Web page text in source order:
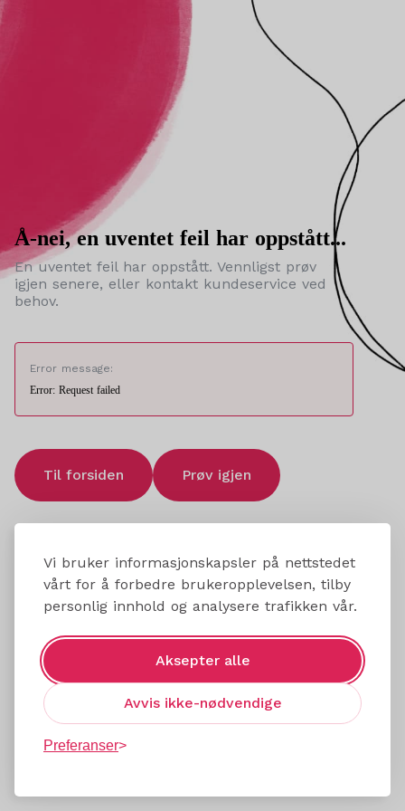
Vi bruker informasjonskapsler på nettstedet
vårt for å forbedre brukeropplevelsen, tilby
personlig innhold og analysere trafikken vår.
Aksepter alle
Avvis ikke-nødvendige
Preferanser
Å-nei, en uventet feil har oppstått...
En uventet feil har oppstått. Vennligst prøv
igjen senere, eller kontakt kundeservice ved
behov.
Error message:
Error: Request failed
Til forsiden Prøv igjen